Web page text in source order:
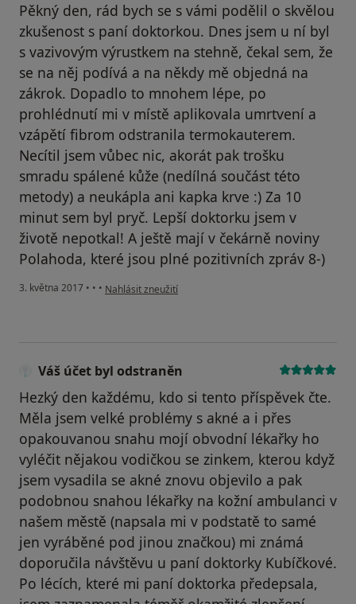
Pěkný den, rád bych se s vámi podělil o skvělou
zkušenost s paní doktorkou. Dnes jsem u ní byl
s vazivovým výrustkem na stehně, čekal sem, že
se na něj podívá a na někdy mě objedná na
zákrok. Dopadlo to mnohem lépe, po
prohlédnutí mi v místě aplikovala umrtvení a
vzápětí fibrom odstranila termokauterem.
Necítil jsem vůbec nic, akorát pak trošku
smradu spálené kůže (nedílná součást této
metody) a neukápla ani kapka krve :) Za 10
minut sem byl pryč. Lepší doktorku jsem v
životě nepotkal! A ještě mají v čekárně noviny
Polahoda, které jsou plné pozitivních zpráv 8-)
3. května 2017 • • • podle názoru uživatele Váš účet byl odstraněn
Nahlásit zneužití
Váš účet byl odstraněn
Hezký den každému, kdo si tento příspěvek čte.
Měla jsem velké problémy s akné a i přes
opakouvanou snahu mojí obvodní lékařky ho
vyléčit nějakou vodičkou se zinkem, kterou když
jsem vysadila se akné znovu objevilo a pak
podobnou snahou lékařky na kožní ambulanci v
našem městě (napsala mi v podstatě to samé
jen vyráběné pod jinou značkou) mi známá
doporučila návštěvu u paní doktorky Kubíčkové.
Po lécích, které mi paní doktorka předepsala,